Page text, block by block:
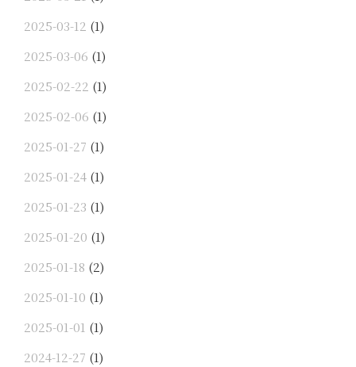
2025-03-12 (1)
2025-03-06 (1)
2025-02-22 (1)
2025-02-06 (1)
2025-01-27 (1)
2025-01-24 (1)
2025-01-23 (1)
2025-01-20 (1)
2025-01-18 (2)
2025-01-10 (1)
2025-01-01 (1)
2024-12-27 (1)